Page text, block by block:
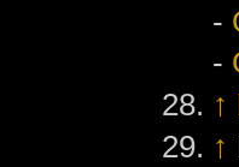
-
-
↑
↑